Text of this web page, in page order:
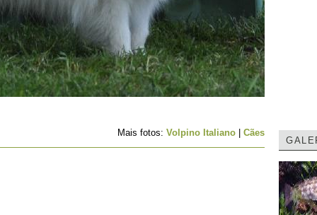
Mais fotos: Volpino Italiano Cães